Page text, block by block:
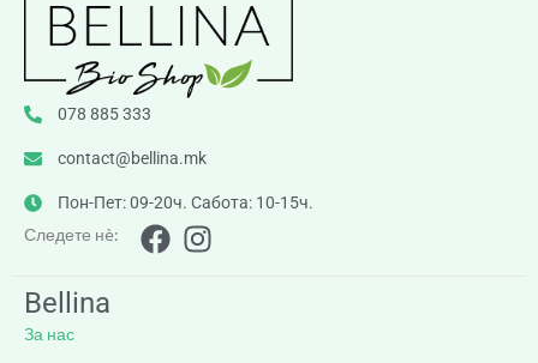
078 885 333
contact@bellina.mk
Пон-Пет: 09-20ч. Сабота: 10-15ч.
Следете нè:
Bellina
За нас